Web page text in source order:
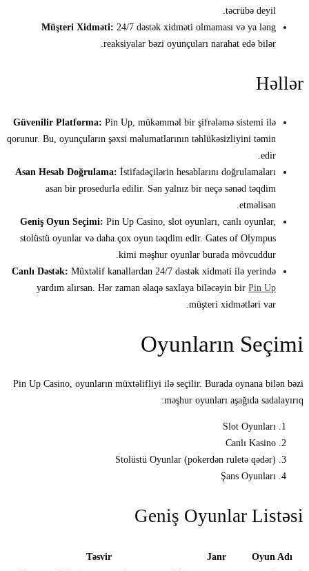
təcrübə deyil.
Müşteri Xidməti: 24/7 dəstək xidməti olmaması və ya ləng
reaksiyalar bəzi oyunçuları narahat edə bilər.
Həllər
Güvenilir Platforma: Pin Up, mükəmməl bir şifrələmə sistemi ilə
qorunur. Bu, oyunçuların şəxsi məlumatlarının təhlükəsizliyini təmin
edir.
Asan Hesab Doğrulama: İstifadəçilərin hesablarını doğrulamaları
asan bir prosedurla edilir. Sən yalnız bir neçə sənəd təqdim
etməlisən.
Geniş Oyun Seçimi: Pin Up Casino, slot oyunları, canlı oyunlar,
stolüstü oyunlar və daha çox oyun təqdim edir. Gates of Olympus
kimi məşhur oyunlar burada mövcuddur.
Canlı Dəstək: Müxtəlif kanallardan 24/7 dəstək xidməti ilə yerində
yardım alırsan. Hər zaman əlaqə saxlaya biləcəyin bir Pin Up
müşteri xidmətləri var.
Oyunların Seçimi
Pin Up Casino, oyunların müxtəlifliyi ilə seçilir. Burada oynana bilən bəzi
məşhur oyunları aşağıda sadalayırıq:
Slot Oyunları
Canlı Kasino
Stolüstü Oyunlar (pokerdən ruletə qədər)
Şans Oyunları
Geniş Oyunlar Listəsi
Oyun Adı
Janr
Təsvir